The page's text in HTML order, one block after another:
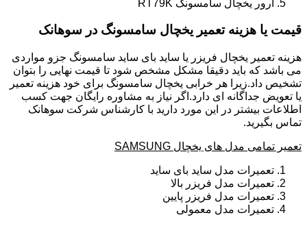
ارور یخچال سامسونگ RT79K
قیمت یا هزینه تعمیر یخچال سامسونگ در سوهانک
هزینه تعمیر یخچال فریزر یا ساید بای ساید سامسونگ جزو مواردی
می باشد که باید دقیقا مشکل مشخص شود تا قیمت نهایی را بتوان
تشخیص داد.زیرا هر خرابی یخچال سامسونگ برای خود هزینه تعمیر
یا تعویض جداگانه ای دارد.اگر نیاز به مشاوره رایگان جهت کسب
اطلاعات بیشتر در این مورد دارید با کارشناس شرکت سوهانک
تماس بگیرید.
تعمیر تمامی مدل های یخچال SAMSUNG
تعمیرات مدل ساید بای ساید
تعمیرات مدل فریزر بالا
تعمیرات مدل فریزر پایین
تعمیرات مدل معمولی